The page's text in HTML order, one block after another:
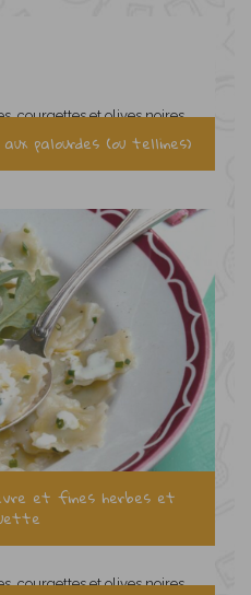
palourdes (ou tellines)
et fines herbes et